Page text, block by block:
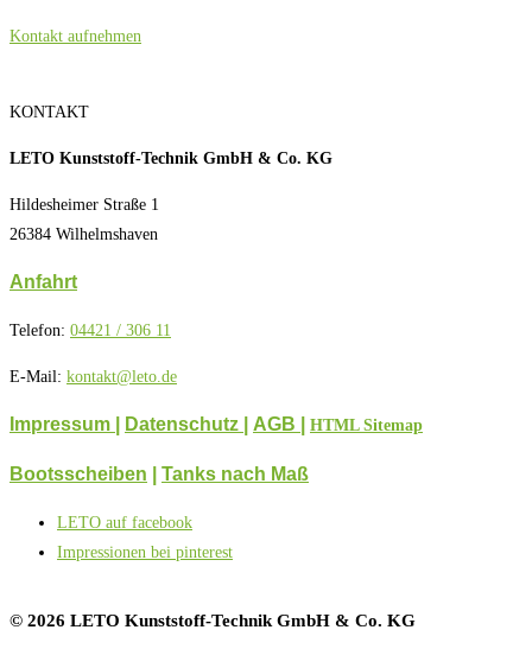
Kontakt aufnehmen
KONTAKT
LETO Kunststoff-Technik GmbH & Co. KG
Hildesheimer Straße 1
26384 Wilhelmshaven
Anfahrt
Telefon: 04421 / 306 11
E-Mail: kontakt@leto.de
Impressum | Datenschutz AGB HTML Sitemap
Bootsscheiben Tanks nach Maß
LETO auf facebook
Impressionen bei pinterest
© 2026 LETO Kunststoff-Technik GmbH & Co. KG